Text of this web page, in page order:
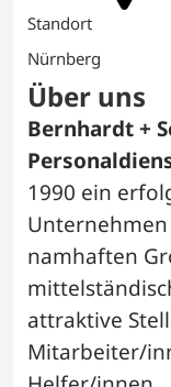
Standort
Nürnberg
Über uns
Bernhardt +
1990 ein
namhaften
attraktive
Mitarbeiter/